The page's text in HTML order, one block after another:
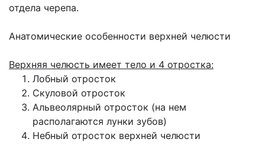
отдела черепа.
Анатомические особенности верхней челюсти
Верхняя челюсть имеет тело и 4 отростка:
Лобный отросток
Скуловой отросток
Альвеолярный отросток (на нем
располагаются лунки зубов)
Небный отросток верхней челюсти